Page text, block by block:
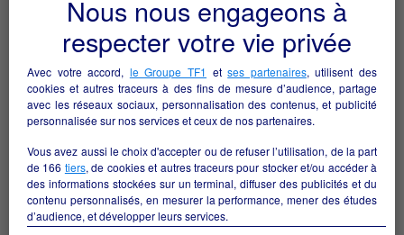
Nous nous engageons à
respecter votre vie privée
Avec votre accord, le Groupe TF1 etses partenaires, utilisent des
cookies et autres traceurs à des fins de mesure d’audience, partage
avec les réseaux sociaux, personnalisation des contenus, et publicité
personnalisée sur nos services et ceux de nos partenaires.
Vous avez aussi le choix d'accepter ou de refuser l’utilisation, de la part
de 166 tiers, de cookies et autres traceurs pour stocker et/ou accéder à
des informations stockées sur un terminal, diffuser des publicités et du
contenu personnalisés, en mesurer la performance, mener des études
d’audience, et développer leurs services.